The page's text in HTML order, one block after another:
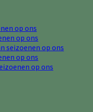
op ons
op ons
seizoenen op ons
op ons
op ons